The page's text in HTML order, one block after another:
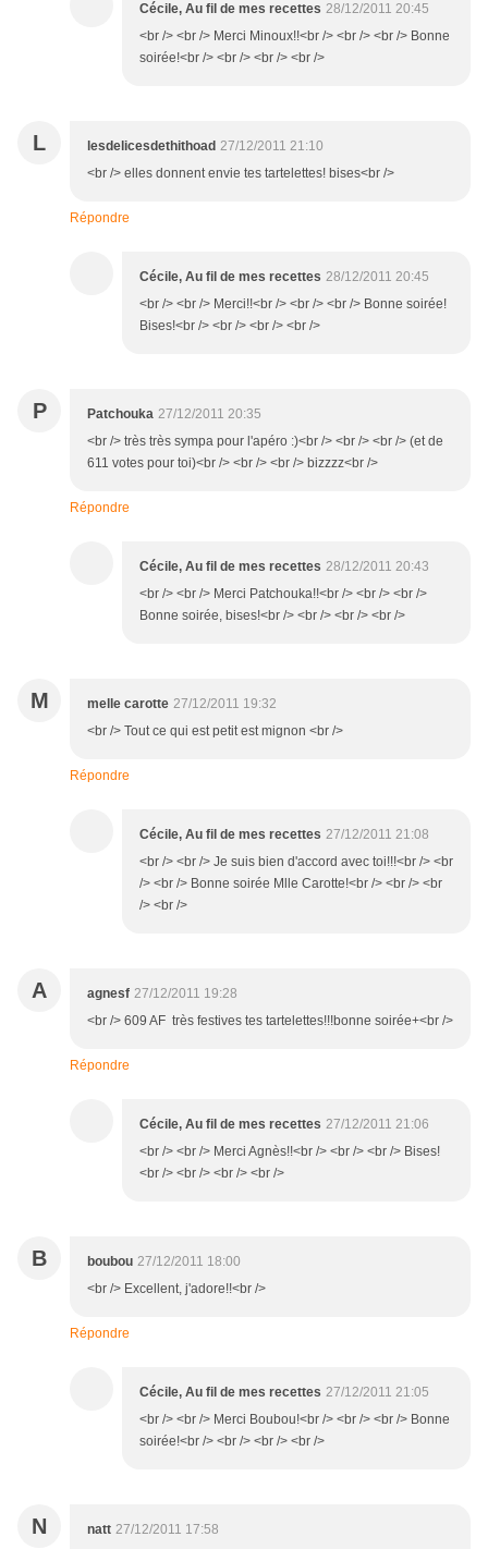
Cécile, Au fil de mes recettes 28/12/2011 20:45
<br /> <br /> Merci Minoux!!<br /> <br /> <br /> Bonne
soirée!<br /> <br /> <br /> <br />
L lesdelicesdethithoad 27/12/2011 21:10
<br /> elles donnent envie tes tartelettes! bises<br />
Répondre
Cécile, Au fil de mes recettes 28/12/2011 20:45
<br /> <br /> Merci!!<br /> <br /> <br /> Bonne soirée!
Bises!<br /> <br /> <br /> <br />
P Patchouka 27/12/2011 20:35
<br /> très très sympa pour l'apéro :)<br /> <br /> <br /> (et de
611 votes pour toi)<br /> <br /> <br /> bizzzz<br />
Répondre
Cécile, Au fil de mes recettes 28/12/2011 20:43
<br /> <br /> Merci Patchouka!!<br /> <br /> <br />
Bonne soirée, bises!<br /> <br /> <br /> <br />
M melle carotte 27/12/2011 19:32
<br /> Tout ce qui est petit est mignon <br />
Répondre
Cécile, Au fil de mes recettes 27/12/2011 21:08
<br /> <br /> Je suis bien d'accord avec toi!!!<br /> <br
/> <br /> Bonne soirée Mlle Carotte!<br /> <br /> <br
/> <br />
A agnesf 27/12/2011 19:28
<br /> 609 AF très festives tes tartelettes!!!bonne soirée+<br />
Répondre
Cécile, Au fil de mes recettes 27/12/2011 21:06
<br /> <br /> Merci Agnès!!<br /> <br /> <br /> Bises!
<br /> <br /> <br /> <br />
B boubou 27/12/2011 18:00
<br /> Excellent, j'adore!!<br />
Répondre
Cécile, Au fil de mes recettes 27/12/2011 21:05
<br /> <br /> Merci Boubou!<br /> <br /> <br /> Bonne
soirée!<br /> <br /> <br /> <br />
N natt 27/12/2011 17:58